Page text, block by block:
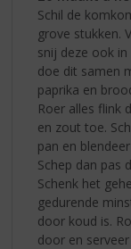
Schil de
grove stukken.
snij deze ook
doe dit samen
paprika en
Roer alles flink
en zout toe.
pan en
Schep dan pas
Schenk het
gedurende
door koud is.
door en